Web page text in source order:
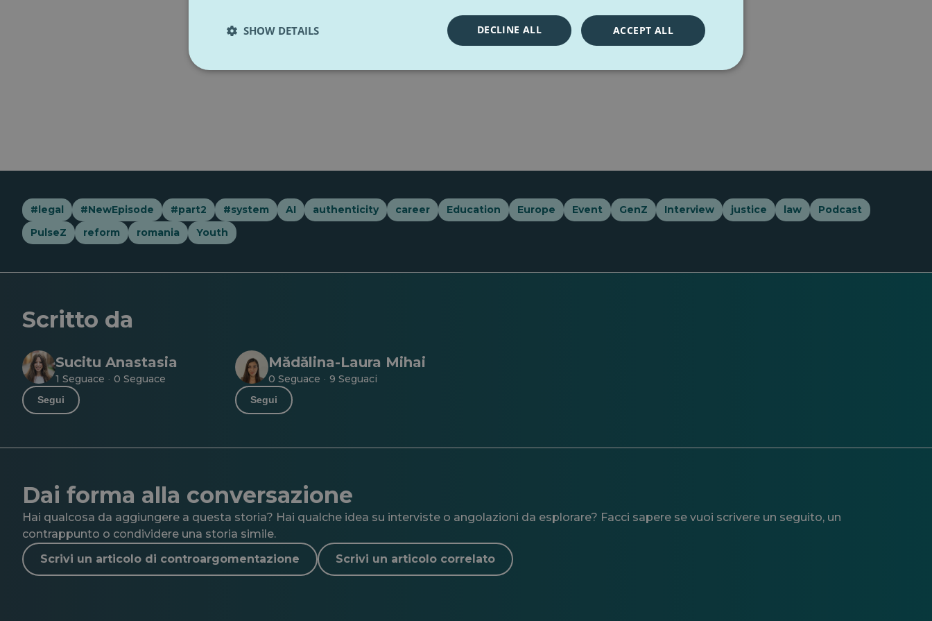
#legal #NewEpisode #part2 #system AI authenticity career Education Europe Event GenZ Interview justice law
Podcast
PulseZ
reform romania Youth
Scritto da
Sucitu Anastasia
1 Seguace · 0 Seguace
Segui
Mădălina-Laura Mihai
0 Seguace · 9 Seguaci
Segui
Dai forma alla conversazione
Hai qualcosa da aggiungere a questa storia? Hai qualche idea su interviste o angolazioni da esplorare? Facci sapere se vuoi scrivere un seguito, un
contrappunto o condividere una storia simile.
Scrivi un articolo di controargomentazione
Scrivi un articolo correlato
ACCEPT ALL
DECLINE ALL
SHOW DETAILS